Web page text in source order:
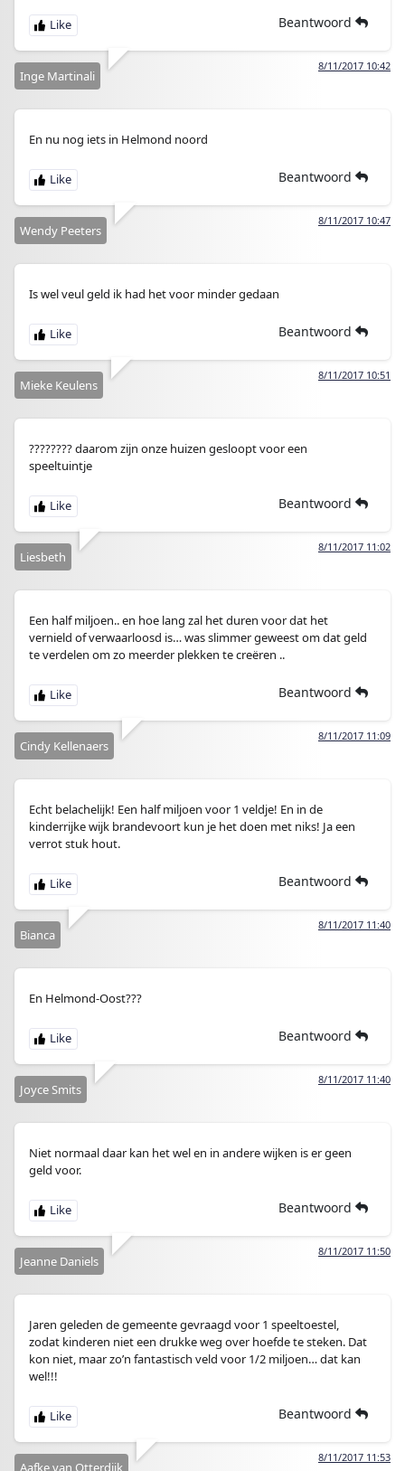
Beantwoord
8/11/2017 10:42
Inge Martinali
En nu nog iets in Helmond noord
Beantwoord
8/11/2017 10:47
Wendy Peeters
Is wel veul geld ik had het voor minder gedaan
Beantwoord
8/11/2017 10:51
Mieke Keulens
???????? daarom zijn onze huizen gesloopt voor een
speeltuintje
Beantwoord
8/11/2017 11:02
Liesbeth
Een half miljoen.. en hoe lang zal het duren voor dat het
vernield of verwaarloosd is… was slimmer geweest om dat geld
te verdelen om zo meerder plekken te creëren ..
Beantwoord
8/11/2017 11:09
Cindy Kellenaers
Echt belachelijk! Een half miljoen voor 1 veldje! En in de
kinderrijke wijk brandevoort kun je het doen met niks! Ja een
verrot stuk hout.
Beantwoord
8/11/2017 11:40
Bianca
En Helmond-Oost???
Beantwoord
8/11/2017 11:40
Joyce Smits
Niet normaal daar kan het wel en in andere wijken is er geen
geld voor.
Beantwoord
8/11/2017 11:50
Jeanne Daniels
Jaren geleden de gemeente gevraagd voor 1 speeltoestel,
zodat kinderen niet een drukke weg over hoefde te steken. Dat
kon niet, maar zo’n fantastisch veld voor 1/2 miljoen… dat kan
wel!!!
Beantwoord
8/11/2017 11:53
Aafke van Otterdijk